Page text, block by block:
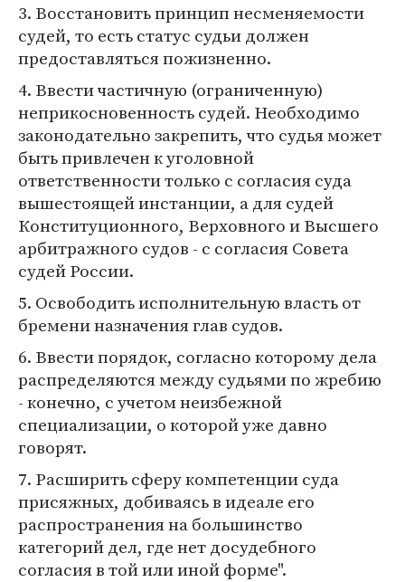
3. Восстановить принцип несменяемости
судей, то есть статус судьи должен
предоставляться пожизненно.
4. Ввести частичную (ограниченную)
неприкосновенность судей. Необходимо
законодательно закрепить, что судья может
быть привлечен к уголовной
ответственности только с согласия суда
вышестоящей инстанции, а для судей
Конституционного, Верховного и Высшего
арбитражного судов - с согласия Совета
судей России.
5. Освободить исполнительную власть от
бремени назначения глав судов.
6. Ввести порядок, согласно которому дела
распределяются между судьями по жребию
- конечно, с учетом неизбежной
специализации, о которой уже давно
говорят.
7. Расширить сферу компетенции суда
присяжных, добиваясь в идеале его
распространения на большинство
категорий дел, где нет досудебного
согласия в той или иной форме".